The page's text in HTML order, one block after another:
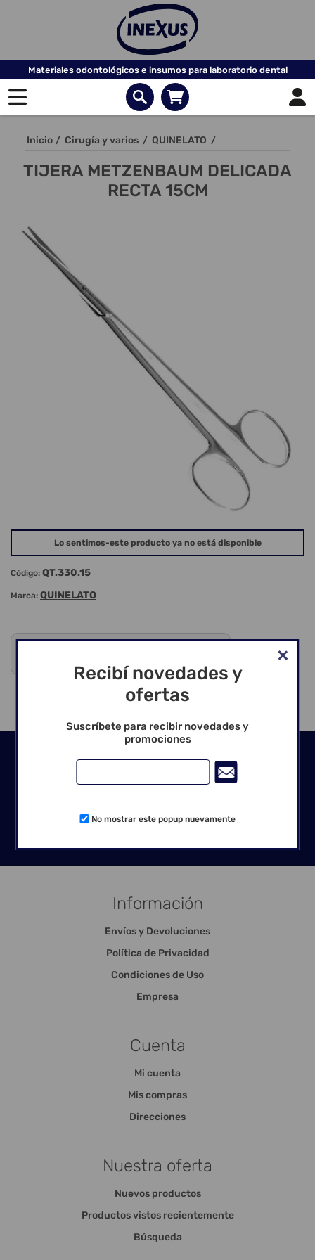
Materiales odontológicos e insumos para laboratorio dental
Inicio / Cirugía y varios / QUINELATO /
TIJERA METZENBAUM DELICADA
RECTA 15CM
Lo sentimos-este producto ya no está disponible
Código: QT.330.15
Marca: QUINELATO
Información
Envíos y Devoluciones
Política de Privacidad
Condiciones de Uso
Empresa
Cuenta
Mi cuenta
Mis compras
Direcciones
Nuestra oferta
Nuevos productos
Productos vistos recientemente
Búsqueda
Recibí novedades y
ofertas
Suscríbete para recibir novedades y
promociones
No mostrar este popup nuevamente